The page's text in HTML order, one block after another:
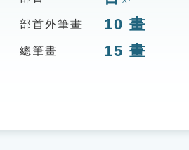
部首外筆畫 10 畫
總筆畫 15 畫